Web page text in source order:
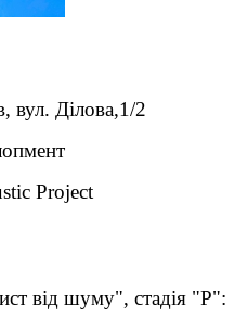
Ділова,1/2
Project
від шуму", стадія "Р":